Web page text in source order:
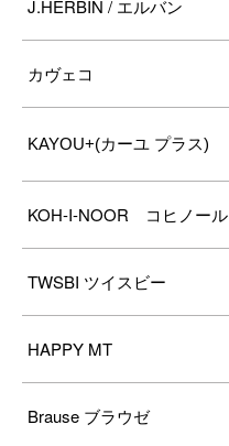
J.HERBIN / エルバン
カヴェコ
KAYOU+(カーユ プラス)
KOH-I-NOOR コヒノール
TWSBI ツイスビー
HAPPY MT
Brause ブラウゼ